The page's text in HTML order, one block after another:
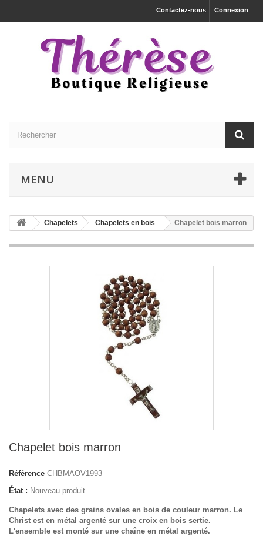
Connexion
Contactez-nous
MENU
Chapelets Chapelets en bois Chapelet bois marron
Chapelet bois marron
Référence CHBMAOV1993
État : Nouveau produit
Chapelets avec des grains ovales en bois de couleur marron. Le
Christ est en métal argenté sur une croix en bois sertie.
L'ensemble est monté sur une chaîne en métal argenté.